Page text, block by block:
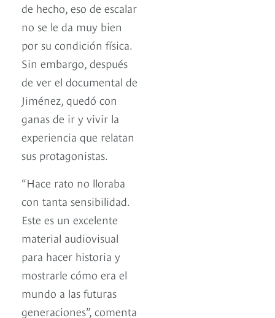
de hecho, eso de escalar
no se le da muy bien
por su condición física.
Sin embargo, después
de ver el documental de
Jiménez, quedó con
ganas de ir y vivir la
experiencia que relatan
sus protagonistas.
“Hace rato no lloraba
con tanta sensibilidad.
Este es un excelente
material audiovisual
para hacer historia y
mostrarle cómo era el
mundo a las futuras
generaciones”, comenta